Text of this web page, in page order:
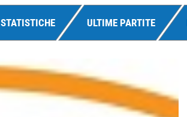
STATISTICHE ULTIME PARTITE